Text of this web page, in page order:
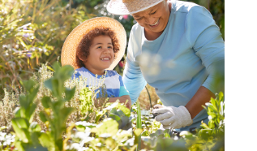
jardín para la siembra